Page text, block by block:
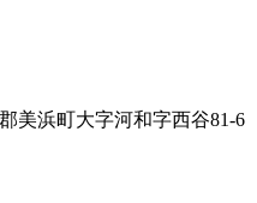
美浜町大字河和字西谷81-6